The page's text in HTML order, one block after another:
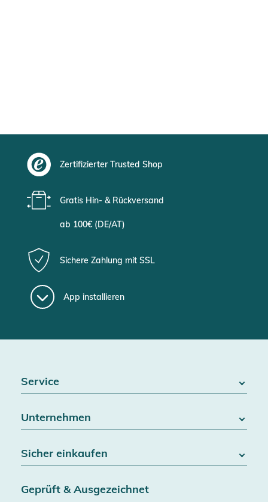
Zertifizierter Trusted Shop
Gratis Hin- & Rückversand
ab 100€ (DE/AT)
Sichere Zahlung mit SSL
App installieren
Service
Batteriegesetz
Widerrufsrecht
Vertrag widerrufen
AGB & Kundeninformationen
Unternehmen
Blog
Jobs
Sicher einkaufen
SSL-Verschlüsselung
Geprüft & Ausgezeichnet